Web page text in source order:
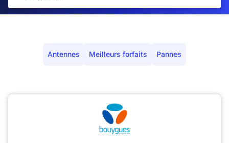
Antennes Meilleurs forfaits Pannes